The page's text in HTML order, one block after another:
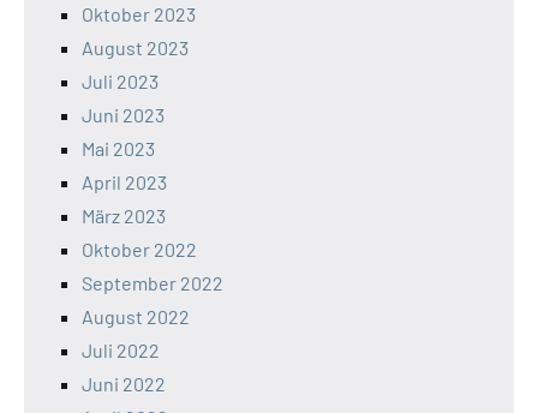
Oktober 2023
August 2023
Juli 2023
Juni 2023
Mai 2023
April 2023
März 2023
Oktober 2022
September 2022
August 2022
Juli 2022
Juni 2022